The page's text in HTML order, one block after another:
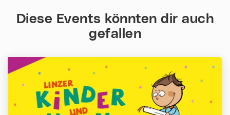
Diese Events könnten dir auch
gefallen